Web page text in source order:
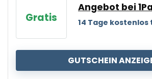
Gratis
Angebot bei
14 Tage kostenlos
GUTSCHEIN